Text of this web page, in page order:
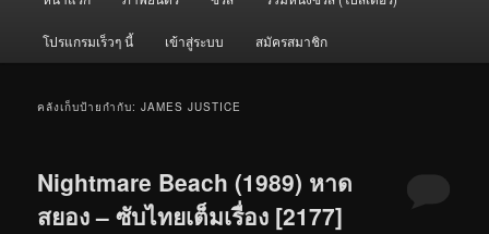
โปรแกรมเร็วๆ นี้ เข้าสู่ระบบ สมัครสมาชิก
คลังเก็บป้ายกำกับ:JAMES JUSTICE
Nightmare Beach (1989) หาด
สยอง – ซับไทยเต็มเรื่อง [2177]